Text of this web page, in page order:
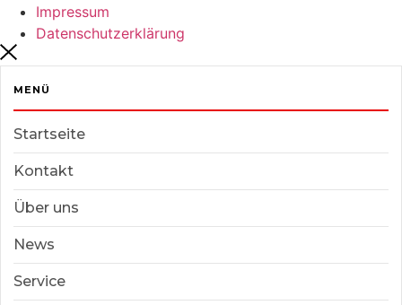
Impressum
Datenschutzerklärung
MENÜ
Startseite
Kontakt
Über uns
News
Service